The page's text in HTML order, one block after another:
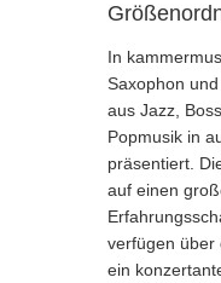
In
Saxophon
aus Jazz,
Popmusik in
präsentiert.
auf einen
verfügen über
ein